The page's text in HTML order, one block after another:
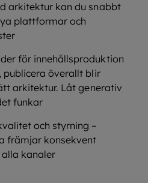
arkitektur kan du snabbt
plattformar och
för innehållsproduktion
publicera överallt blir
arkitektur. Låt generativ
funkar
och styrning –
främjar konsekvent
kanaler